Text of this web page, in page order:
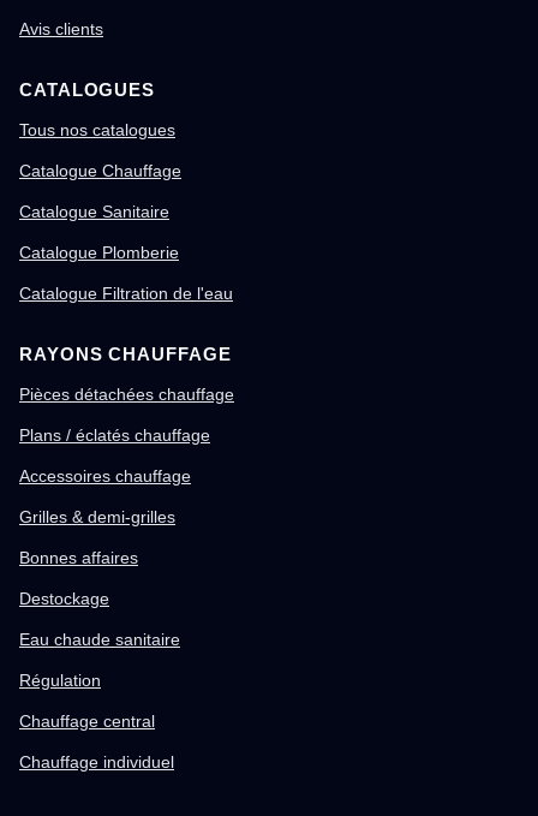
Avis clients
CATALOGUES
Tous nos catalogues
Catalogue Chauffage
Catalogue Sanitaire
Catalogue Plomberie
Catalogue Filtration de l'eau
RAYONS CHAUFFAGE
Pièces détachées chauffage
Plans / éclatés chauffage
Accessoires chauffage
Grilles & demi-grilles
Bonnes affaires
Destockage
Eau chaude sanitaire
Régulation
Chauffage central
Chauffage individuel